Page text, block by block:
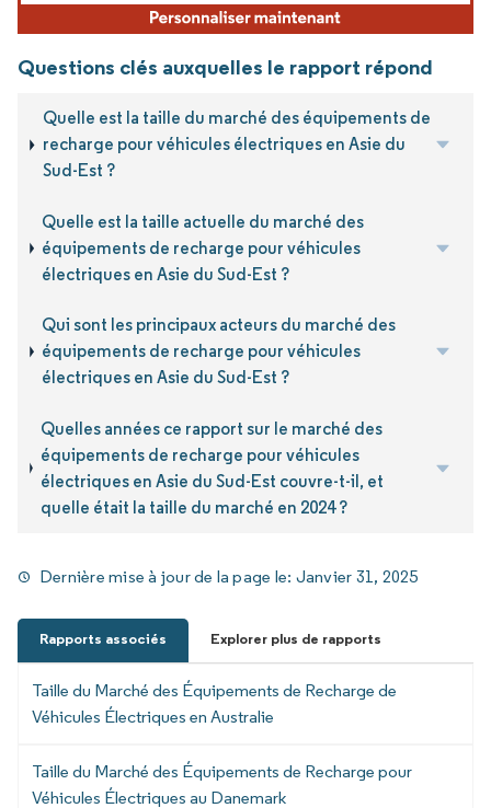
Questions clés auxquelles le rapport répond
Quelle est la taille du marché des équipements de
recharge pour véhicules électriques en Asie du
Sud-Est ?
Quelle est la taille actuelle du marché des
équipements de recharge pour véhicules
électriques en Asie du Sud-Est ?
Qui sont les principaux acteurs du marché des
équipements de recharge pour véhicules
électriques en Asie du Sud-Est ?
Quelles années ce rapport sur le marché des
équipements de recharge pour véhicules
électriques en Asie du Sud-Est couvre-t-il, et
quelle était la taille du marché en 2024 ?
Dernière mise à jour de la page le: Janvier 31, 2025
Rapports associés Explorer plus de rapports
Taille du Marché des Équipements de Recharge de
Véhicules Électriques en Australie
Taille du Marché des Équipements de Recharge pour
Véhicules Électriques au Danemark